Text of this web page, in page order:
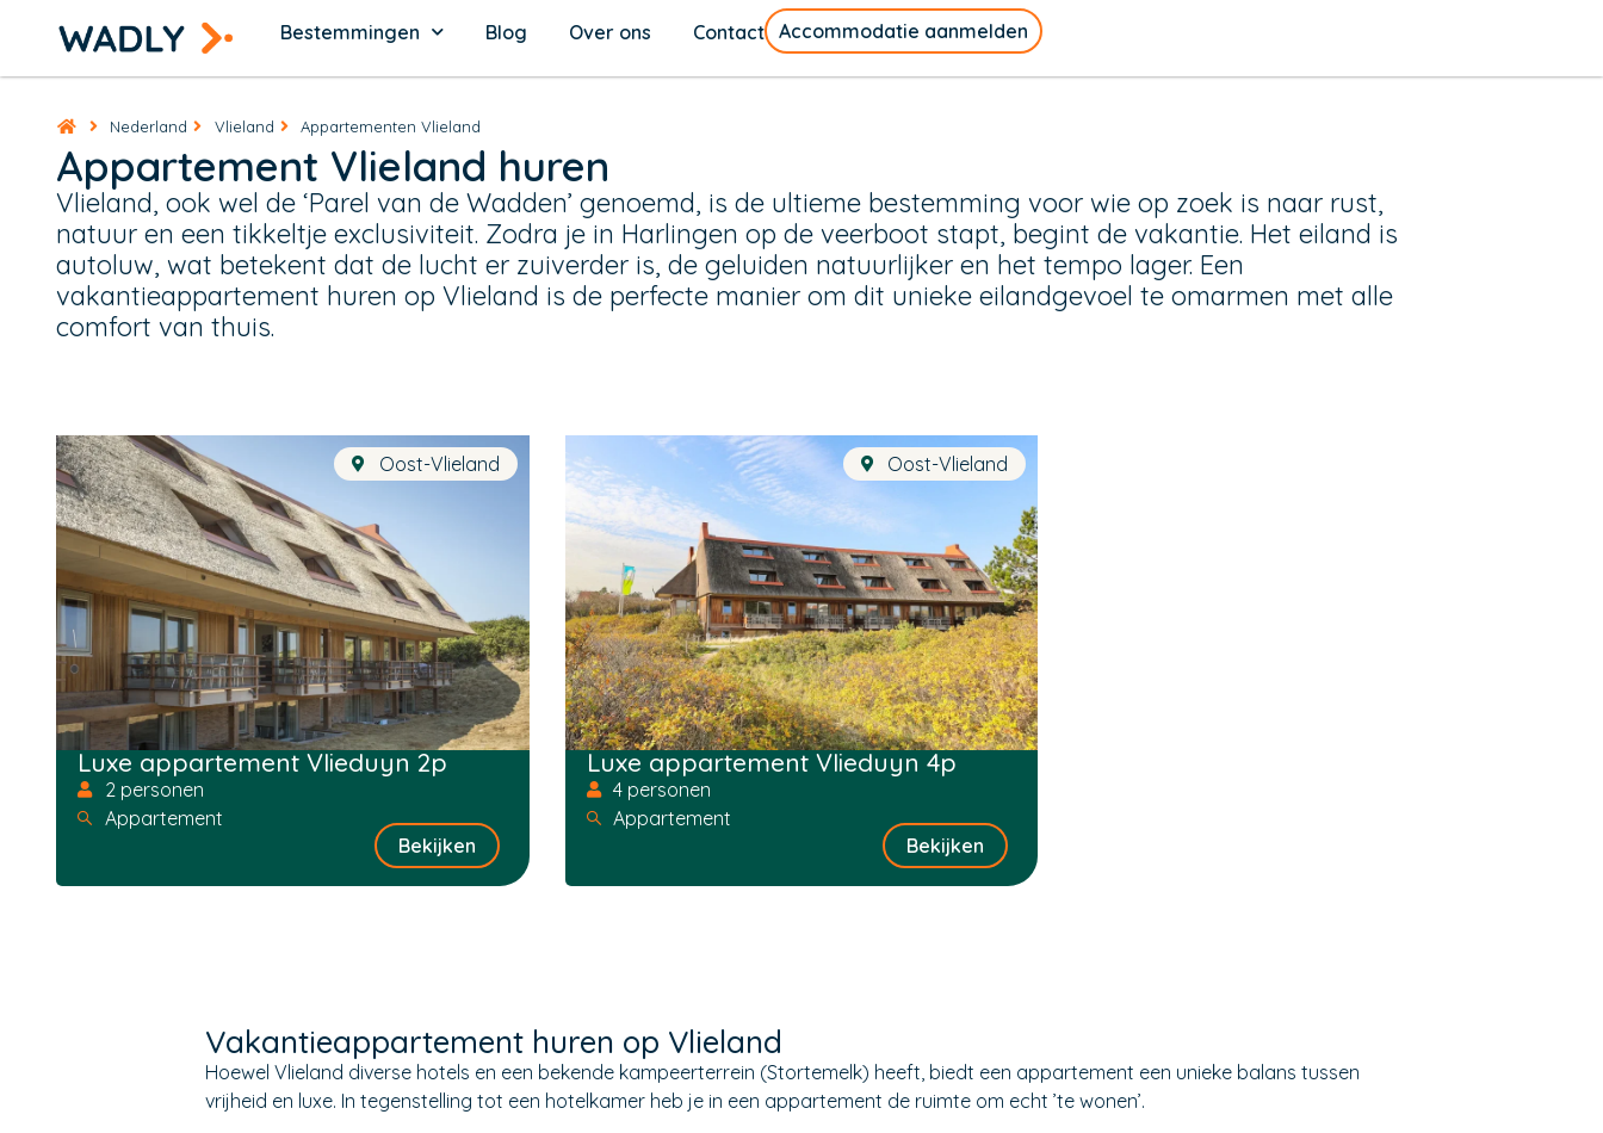
Bestemmingen Blog Over ons Contact Accommodatie aanmelden
Nederland Vlieland Appartementen Vlieland
Appartement Vlieland huren
Vlieland, ook wel de ‘Parel van de Wadden’ genoemd, is de ultieme bestemming voor wie op zoek is naar rust,
natuur en een tikkeltje exclusiviteit. Zodra je in Harlingen op de veerboot stapt, begint de vakantie. Het eiland is
autoluw, wat betekent dat de lucht er zuiverder is, de geluiden natuurlijker en het tempo lager. Een
vakantieappartement huren op Vlieland is de perfecte manier om dit unieke eilandgevoel te omarmen met alle
comfort van thuis.
Luxe appartement Vlieduyn 2p
2 personen
Appartement
Oost-Vlieland
Bekijken
Luxe appartement Vlieduyn 4p
4 personen
Appartement
Oost-Vlieland
Bekijken
Vakantieappartement huren op Vlieland
Hoewel Vlieland diverse hotels en een bekende kampeerterrein (Stortemelk) heeft, biedt een appartement een unieke balans tussen
vrijheid en luxe. In tegenstelling tot een hotelkamer heb je in een appartement de ruimte om echt ’te wonen’.